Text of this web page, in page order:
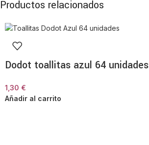
Productos relacionados
Dodot toallitas azul 64 unidades
1,30 €
Añadir al carrito